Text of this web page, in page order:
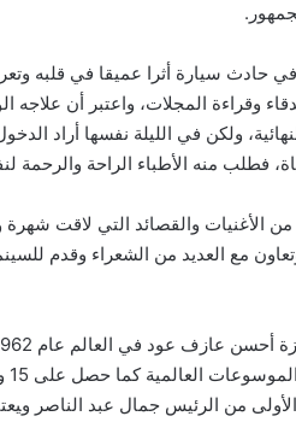
حادث سيارة أثرا عميقا في قلبه
وقراءة المجلات، واعتبر أن
ولكن في الليلة نفسها أراد
فطلب منه الأطباء الراحة والرحمة
الأغنيات والقصائد التي لاقت شهرة